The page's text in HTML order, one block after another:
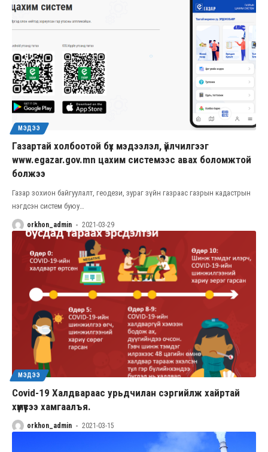
МЭДЭЭ
Газартай холбоотой бүх мэдээлэл, үйлчилгээг
www.egazar.gov.mn цахим системээс авах боломжтой
болжээ
Газар зохион байгуулалт, геодези, зураг зүйн газраас газрын кадастрын
нэгдсэн систем буюу…
orkhon_admin 2021-03-29
МЭДЭЭ
Covid-19 Халдвараас урьдчилан сэргийлж хайртай
хүмүүсээ хамгаалъя.
orkhon_admin 2021-03-15